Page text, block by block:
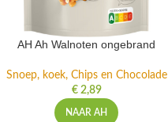
AH Ah Walnoten ongebrand
Snoep, koek, Chips en Chocolade
€2,89
NAAR AH